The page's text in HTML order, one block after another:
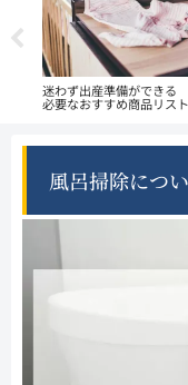
迷わず出産準備ができる
必要なおすすめ商品リスト
風呂掃除につ